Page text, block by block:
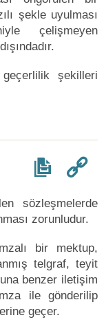
şekle uyulması
çelişmeyen
şekilleri
sözleşmelerde
zorunludur.
bir mektup,
telgraf, teyit
benzer iletişim
ile gönderilip
geçer.